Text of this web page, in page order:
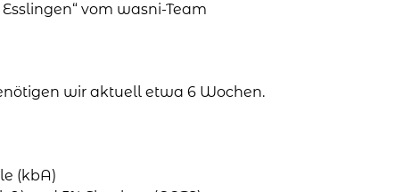
vom wasni-Team
wir aktuell etwa 6 Wochen.
(kbA)